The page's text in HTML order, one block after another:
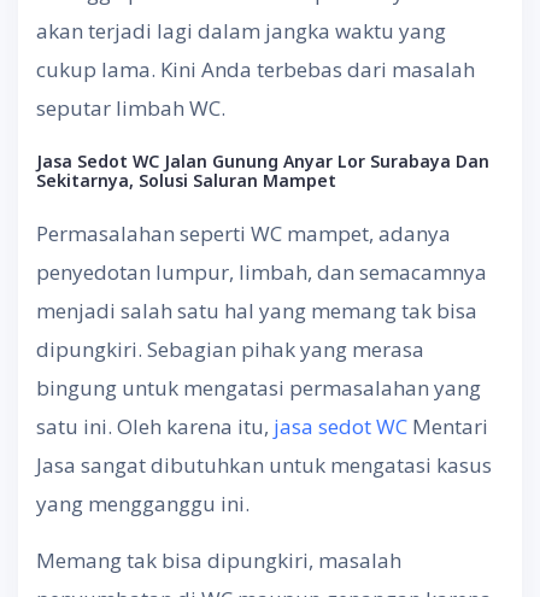
akan terjadi lagi dalam jangka waktu yang
cukup lama. Kini Anda terbebas dari masalah
seputar limbah WC.
Jasa Sedot WC Jalan Gunung Anyar Lor Surabaya Dan
Sekitarnya, Solusi Saluran Mampet
Permasalahan seperti WC mampet, adanya
penyedotan lumpur, limbah, dan semacamnya
menjadi salah satu hal yang memang tak bisa
dipungkiri. Sebagian pihak yang merasa
bingung untuk mengatasi permasalahan yang
satu ini. Oleh karena itu, jasa sedot WC Mentari
Jasa sangat dibutuhkan untuk mengatasi kasus
yang mengganggu ini.
Memang tak bisa dipungkiri, masalah